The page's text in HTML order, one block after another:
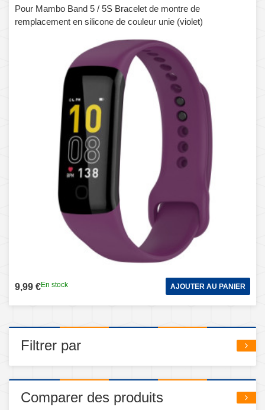
Pour Mambo Band 5 / 5S Bracelet de montre de
remplacement en silicone de couleur unie (violet)
9,99 €En stock AJOUTER AU PANIER
Filtrer par
Comparer des produits